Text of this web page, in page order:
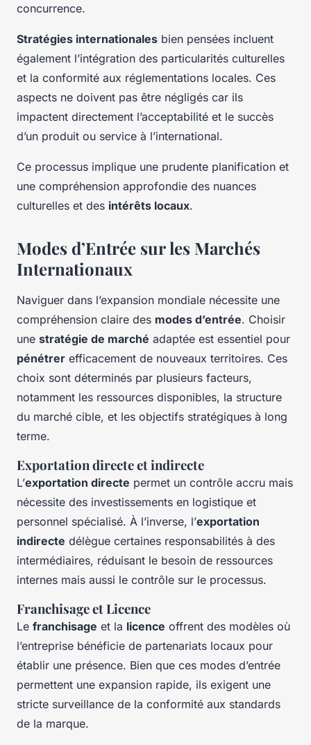
concurrence.
Stratégies internationales bien pensées incluent
également l’intégration des particularités culturelles
et la conformité aux réglementations locales. Ces
aspects ne doivent pas être négligés car ils
impactent directement l’acceptabilité et le succès
d’un produit ou service à l’international.
Ce processus implique une prudente planification et
une compréhension approfondie des nuances
culturelles et des intérêts locaux.
Modes d’Entrée sur les Marchés
Internationaux
Naviguer dans l’expansion mondiale nécessite une
compréhension claire des modes d’entrée. Choisir
une stratégie de marché adaptée est essentiel pour
pénétrer efficacement de nouveaux territoires. Ces
choix sont déterminés par plusieurs facteurs,
notamment les ressources disponibles, la structure
du marché cible, et les objectifs stratégiques à long
terme.
Exportation directe et indirecte
L’exportation directe permet un contrôle accru mais
nécessite des investissements en logistique et
personnel spécialisé. À l’inverse, l’exportation
indirecte délègue certaines responsabilités à des
intermédiaires, réduisant le besoin de ressources
internes mais aussi le contrôle sur le processus.
Franchisage et Licence
Le franchisage et la licence offrent des modèles où
l’entreprise bénéficie de partenariats locaux pour
établir une présence. Bien que ces modes d’entrée
permettent une expansion rapide, ils exigent une
stricte surveillance de la conformité aux standards
de la marque.